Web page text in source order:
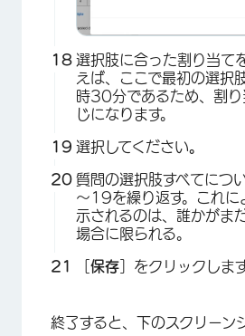
選択肢に合った割り当て
えば、ここで最初の選択
時30分であるため、割り
じになります。
選択してください。
質問の選択肢すべてにつ
～19を繰り返す。これに
示されるのは、誰かがま
場合に限られる。
保存 ］をクリックします
終了すると、下のスクリーン